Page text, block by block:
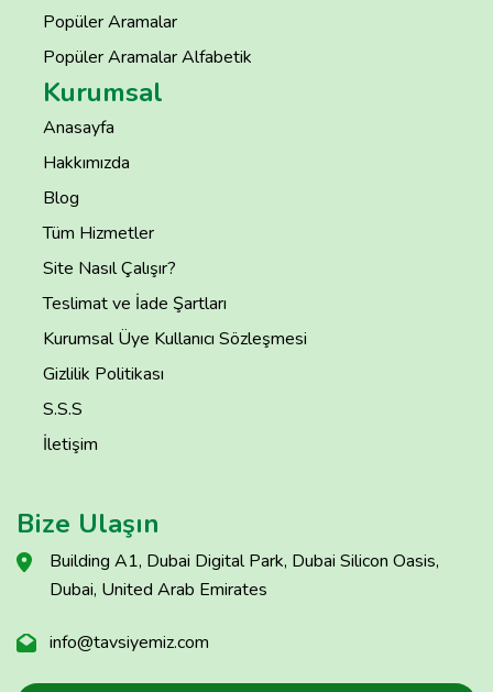
Popüler Aramalar
Popüler Aramalar Alfabetik
Kurumsal
Anasayfa
Hakkımızda
Blog
Tüm Hizmetler
Site Nasıl Çalışır?
Teslimat ve İade Şartları
Kurumsal Üye Kullanıcı Sözleşmesi
Gizlilik Politikası
S.S.S
İletişim
Bize Ulaşın
Building A1, Dubai Digital Park, Dubai Silicon Oasis,
Dubai, United Arab Emirates
info@tavsiyemiz.com